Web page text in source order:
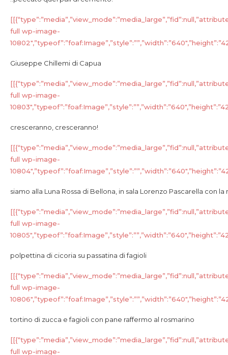
full wp-image-
Giuseppe Chillemi di Capua
full wp-image-
cresceranno, cresceranno!
full wp-image-
siamo alla Luna Rossa di Bellona, in sala Lorenzo Pascarella con
full wp-image-
polpettina di cicoria su passatina di fagioli
full wp-image-
tortino di zucca e fagioli con pane raffermo al rosmarino
full wp-image-